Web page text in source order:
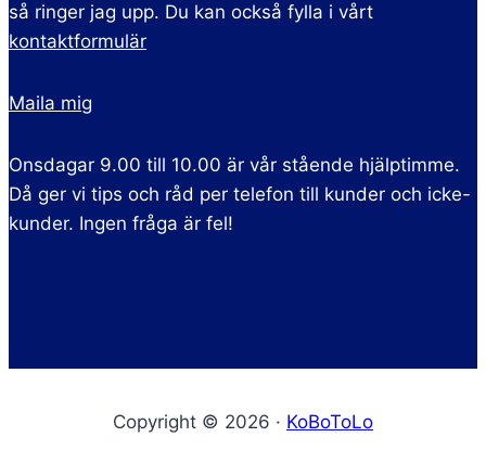
så ringer jag upp. Du kan också fylla i vårt
kontaktformulär
Maila mig
Onsdagar 9.00 till 10.00 är vår stående hjälptimme.
Då ger vi tips och råd per telefon till kunder och icke-
kunder. Ingen fråga är fel!
Copyright © 2026 · KoBoToLo